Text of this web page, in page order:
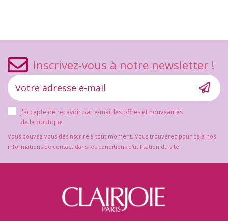
Inscrivez-vous à notre newsletter !
J'accepte de recevoir par e-mail les offres et nouveautés
de la boutique
Vous pouvez vous désinscrire à tout moment. Vous trouverez pour cela nos
informations de contact dans les conditions d'utilisation du site.